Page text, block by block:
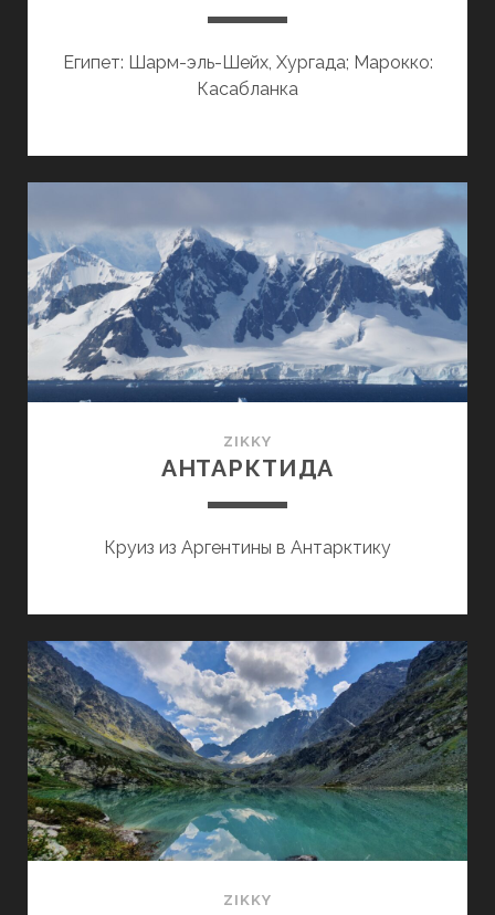
Египет: Шарм-эль-Шейх, Хургада; Марокко:
Касабланка
ZIKKY
АНТАРКТИДА
Круиз из Аргентины в Антарктику
ZIKKY